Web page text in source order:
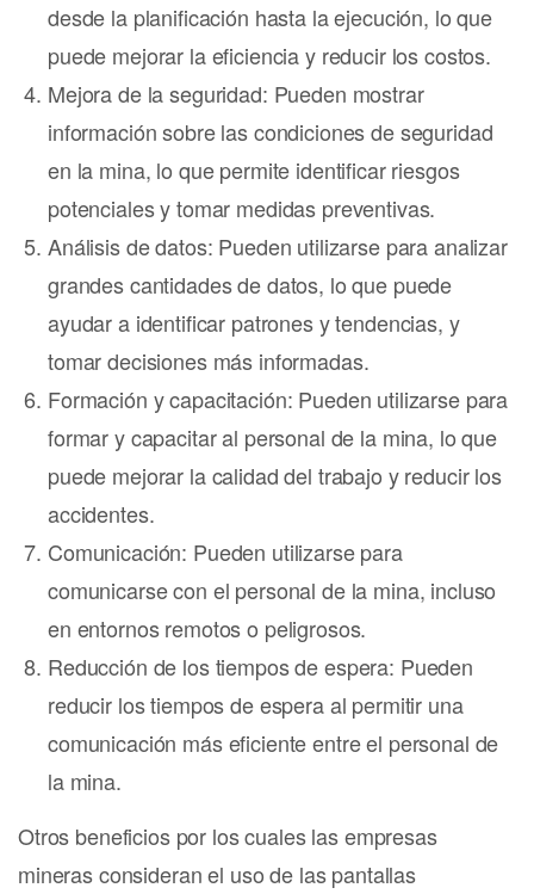
desde la planificación hasta la ejecución, lo que
puede mejorar la eficiencia y reducir los costos.
Mejora de la seguridad: Pueden mostrar
información sobre las condiciones de seguridad
en la mina, lo que permite identificar riesgos
potenciales y tomar medidas preventivas.
Análisis de datos: Pueden utilizarse para analizar
grandes cantidades de datos, lo que puede
ayudar a identificar patrones y tendencias, y
tomar decisiones más informadas.
Formación y capacitación: Pueden utilizarse para
formar y capacitar al personal de la mina, lo que
puede mejorar la calidad del trabajo y reducir los
accidentes.
Comunicación: Pueden utilizarse para
comunicarse con el personal de la mina, incluso
en entornos remotos o peligrosos.
Reducción de los tiempos de espera: Pueden
reducir los tiempos de espera al permitir una
comunicación más eficiente entre el personal de
la mina.
Otros beneficios por los cuales las empresas
mineras consideran el uso de las pantallas